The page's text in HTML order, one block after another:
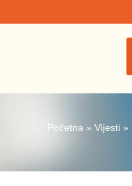
Početna » Vijesti »